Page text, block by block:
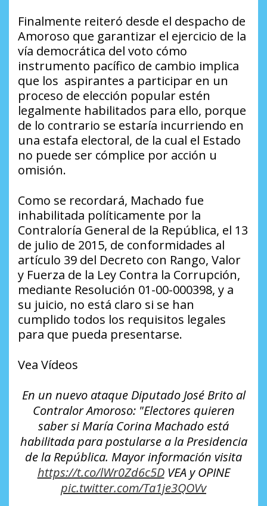
Finalmente reiteró desde el despacho de
Amoroso que garantizar el ejercicio de la
vía democrática del voto cómo
instrumento pacífico de cambio implica
que los aspirantes a participar en un
proceso de elección popular estén
legalmente habilitados para ello, porque
de lo contrario se estaría incurriendo en
una estafa electoral, de la cual el Estado
no puede ser cómplice por acción u
omisión.
Como se recordará, Machado fue
inhabilitada políticamente por la
Contraloría General de la República, el 13
de julio de 2015, de conformidades al
artículo 39 del Decreto con Rango, Valor
y Fuerza de la Ley Contra la Corrupción,
mediante Resolución 01-00-000398, y a
su juicio, no está claro si se han
cumplido todos los requisitos legales
para que pueda presentarse.
Vea Vídeos
En un nuevo ataque Diputado José Brito al
Contralor Amoroso: "Electores quieren
saber si María Corina Machado está
habilitada para postularse a la Presidencia
de la República. Mayor información visita
https://t.co/lWr0Zd6c5DVEA y OPINE
pic.twitter.com/Ta1je3QOVv